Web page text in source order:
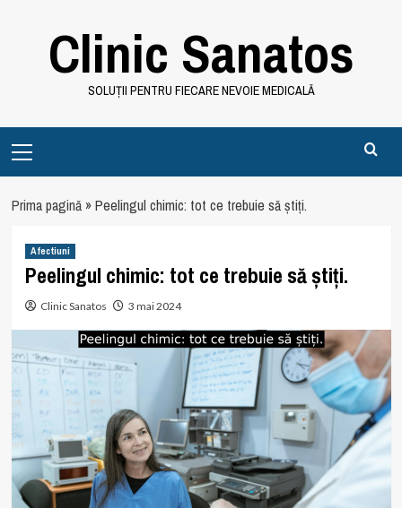
Clinic Sanatos
SOLUȚII PENTRU FIECARE NEVOIE MEDICALĂ
Menu
Prima pagină»Peelingul chimic: tot ce trebuie să știți.
Afectiuni
Peelingul chimic: tot ce trebuie să știți.
Clinic Sanatos 3 mai 2024